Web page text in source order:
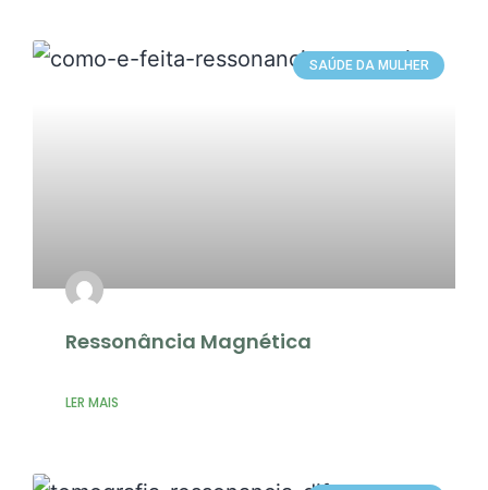
SAÚDE DA MULHER
Ressonância Magnética
LER MAIS